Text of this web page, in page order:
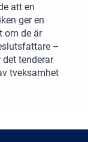
att en
ger en
om de är
–
tenderar
tveksamhet